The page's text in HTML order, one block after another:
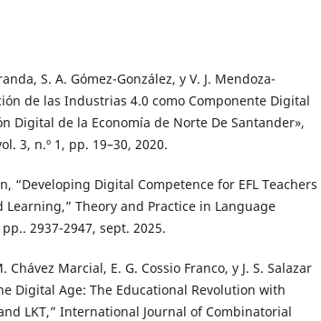
S. A. Gómez-González, y V. J. Mendoza-
de las Industrias 4.0 como Componente Digital
Digital de la Economía de Norte De Santander»,
3, n.º 1, pp. 19–30, 2020.
“Developing Digital Competence for EFL Teachers
Learning,” Theory and Practice in Language
2937-2947, sept. 2025.
Marcial, E. G. Cossio Franco, y J. S. Salazar
Digital Age: The Educational Revolution with
LKT,” International Journal of Combinatorial